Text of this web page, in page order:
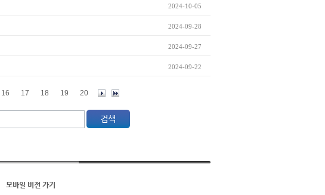
2024-10-05
2024-09-28
2024-09-27
2024-09-22
16 17 18 19 20
모바일 버전 가기